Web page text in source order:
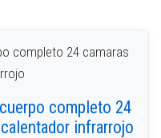
completo 24
infrarrojo